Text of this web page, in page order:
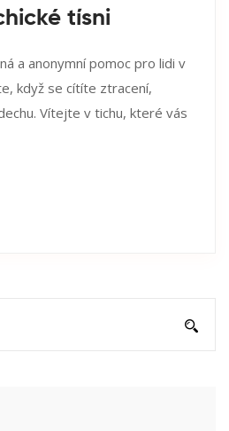
tísni
a anonymní pomoc pro lidi v
když se cítíte ztracení,
Vítejte v tichu, které vás